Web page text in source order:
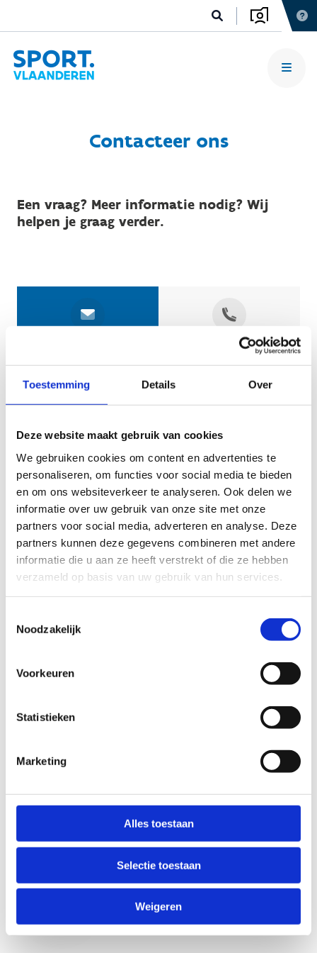
Toestemming Details Over
Deze website maakt gebruik van cookies
We gebruiken cookies om content en advertenties te
personaliseren, om functies voor social media te bieden
en om ons websiteverkeer te analyseren. Ook delen we
informatie over uw gebruik van onze site met onze
partners voor social media, adverteren en analyse. Deze
partners kunnen deze gegevens combineren met andere
informatie die u aan ze heeft verstrekt of die ze hebben
verzameld op basis van uw gebruik van hun services.
Noodzakelijk
Voorkeuren
Statistieken
Marketing
Alles toestaan
Selectie toestaan
Weigeren
Contacteer ons
Een vraag? Meer informatie nodig? Wij
helpen je graag verder.
Geef aan tot welk domein jouw vraag behoort
KIES EEN DOMEIN
Jouw vraag
Anti-Robot Verification
Click to start verification
Verzend